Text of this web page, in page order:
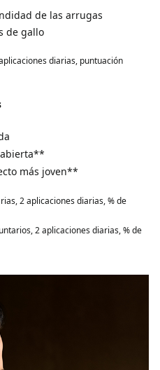
de las arrugas
de gallo
diarias, puntuación
más joven**
2 aplicaciones diarias, % de
2 aplicaciones diarias, % de